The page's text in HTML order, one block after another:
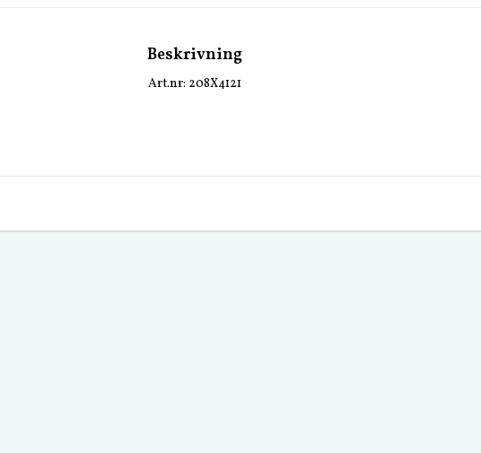
Beskrivning
Art.nr: 208X4121